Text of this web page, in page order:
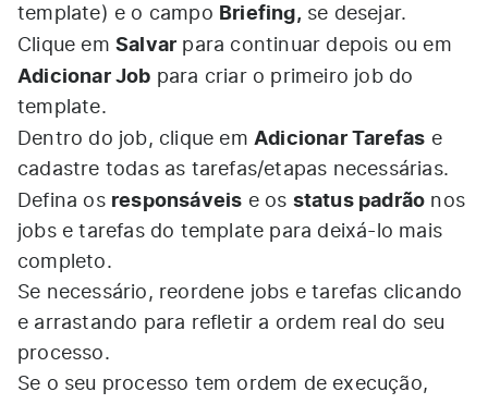
template) e o campo Briefing, se desejar.​
Clique em Salvar para continuar depois ou em
Adicionar Job para criar o primeiro job do
template.​
Dentro do job, clique em Adicionar Tarefas e
cadastre todas as tarefas/etapas necessárias.​
Defina os responsáveis e os status padrão nos
jobs e tarefas do template para deixá-lo mais
completo.​
Se necessário, reordene jobs e tarefas clicando
e arrastando para refletir a ordem real do seu
processo.​
Se o seu processo tem ordem de execução,